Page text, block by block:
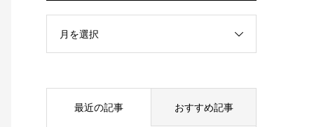
月を選択
最近の記事 おすすめ記事